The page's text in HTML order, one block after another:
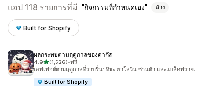
แอป 118 รายการที่มี กิจกรรมที่กำหนดเอง ล้าง
Built for Shopify
ผลกระทบตามฤดูกาลของดากัส
4.9เต็ม 5 ดาว
(1,526)
ทั้งหมด 1526 รีวิว
•ฟรี
เอฟเฟกต์ตามฤดูกาลที่ราบรื่น: หิมะ ฮาโลวีน ซานต้า และแบล็คฟรายเ
Built for Shopify